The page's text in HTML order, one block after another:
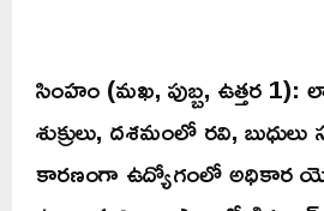
సింహం (మఖ, పుబ్బ, ఉత్తర 1):
శుక్రులు, దశమంలో రవి, బుధులు
కారణంగా ఉద్యోగంలో అధికార